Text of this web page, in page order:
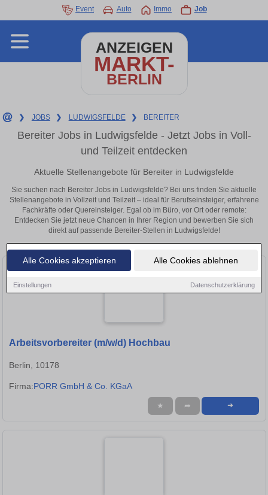
Alle Cookies akzeptieren Alle Cookies ablehnen
Einstellungen Datenschutzerklärung
Event Auto Immo Job
ANZEIGEN
MARKT-
BERLIN
❯ JOBS ❯ LUDWIGSFELDE ❯ BEREITER
Bereiter Jobs in Ludwigsfelde - Jetzt Jobs in Voll-
und Teilzeit entdecken
Aktuelle Stellenangebote für Bereiter in Ludwigsfelde
Sie suchen nach Bereiter Jobs in Ludwigsfelde? Bei uns finden Sie aktuelle
Stellenangebote in Vollzeit und Teilzeit – ideal für Berufseinsteiger, erfahrene
Fachkräfte oder Quereinsteiger. Egal ob im Büro, vor Ort oder remote:
Entdecken Sie jetzt neue Chancen in Ihrer Region und bewerben Sie sich
direkt auf passende Bereiter-Stellen in Ludwigsfelde!
Arbeitsvorbereiter (m/w/d) Hochbau
Berlin, 10178
Firma:PORR GmbH & Co. KGaA
★ ➦ ➜